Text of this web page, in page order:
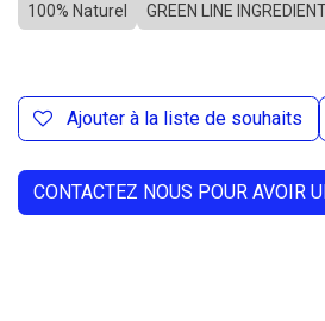
100% Naturel GREEN LINE
Ajouter à la liste de souhaits
CONTACTEZ NOUS POUR AVOIR